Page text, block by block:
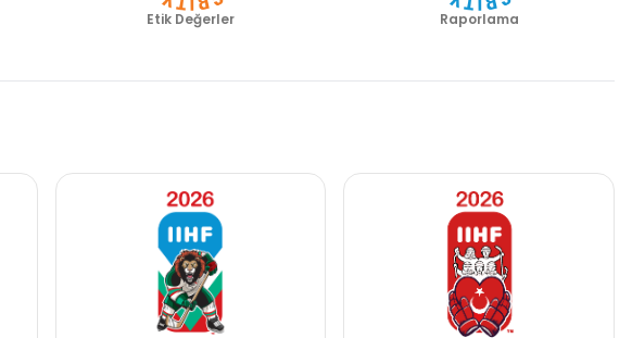
Etik Değerler Raporlama